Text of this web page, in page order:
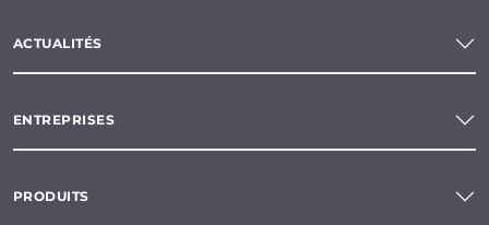
ACTUALITÉS
ENTREPRISES
PRODUITS